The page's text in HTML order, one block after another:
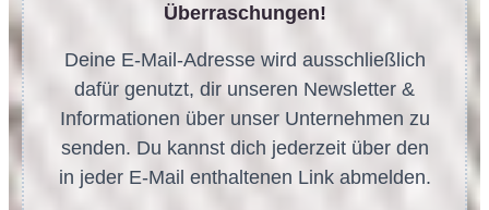
Überraschungen!
Deine E-Mail-Adresse wird ausschließlich
dafür genutzt, dir unseren Newsletter &
Informationen über unser Unternehmen zu
senden. Du kannst dich jederzeit über den
in jeder E-Mail enthaltenen Link abmelden.